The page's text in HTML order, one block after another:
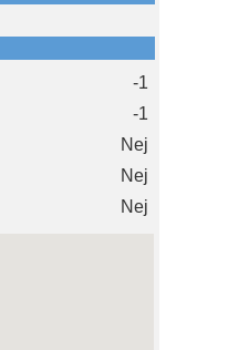
-1
-1
Nej
Nej
Nej